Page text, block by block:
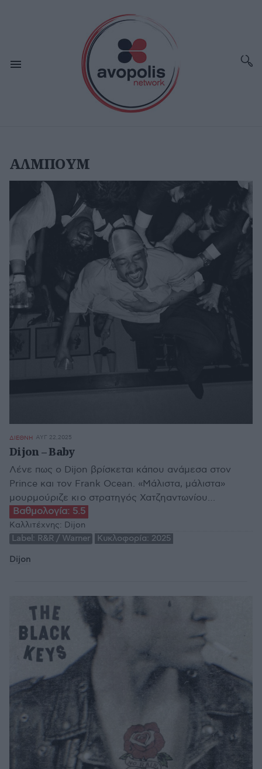
ΑΛΜΠΟΥΜ
ΔΙΕΘΝΗ ΑΥΓ 22,2025
Dijon – Baby
Λένε πως ο Dijon βρίσκεται κάπου ανάμεσα στον
Prince και τον Frank Ocean. «Μάλιστα, μάλιστα»
μουρμούριζε κι ο στρατηγός Χατζηαντωνίου…
Βαθμολογία: 5.5
Καλλιτέχνης: Dijon
Label: R&R / Warner Κυκλοφορία: 2025
Dijon